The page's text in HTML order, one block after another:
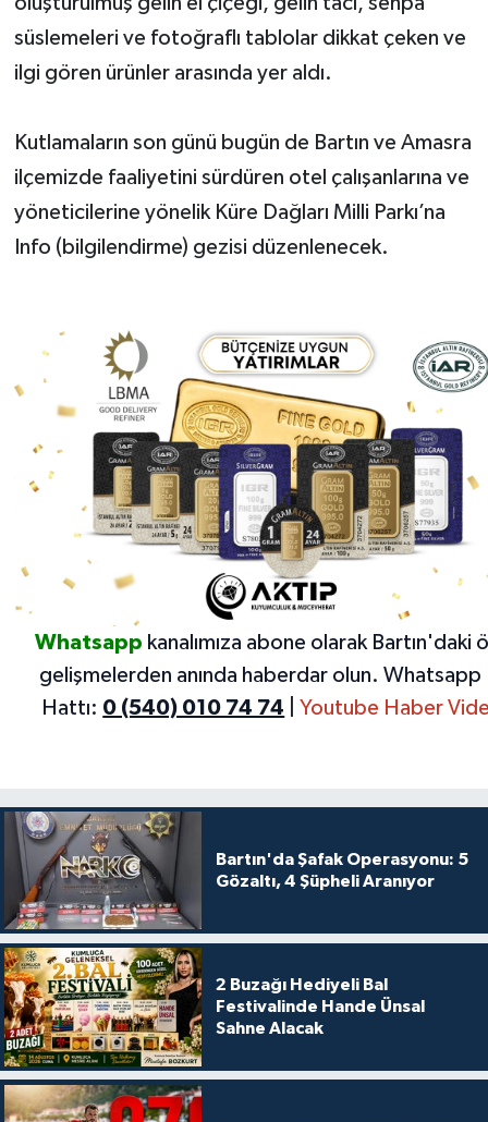
süslemeleri ve fotoğraflı tablolar dikkat çeken ve
ilgi gören ürünler arasında yer aldı.
Kutlamaların son günü bugün de Bartın ve Amasra
ilçemizde faaliyetini sürdüren otel çalışanlarına ve
yöneticilerine yönelik Küre Dağları Milli Parkı’na
Info (bilgilendirme) gezisi düzenlenecek.
Whatsapp kanalımıza abone olarak Bartın'daki
gelişmelerden anında haberdar olun. Whatsapp
Hattı: 0 (540) 010 74 74 Youtube Haber
Bartın'da Şafak Operasyonu: 5
Gözaltı, 4 Şüpheli Aranıyor
2 Buzağı Hediyeli Bal
Festivalinde Hande Ünsal
Sahne Alacak